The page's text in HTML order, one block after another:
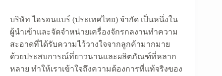
บริษัท ไอรอนแบร์ (ประเทศไทย) จำกัด เป็นหนึ่งใน
ผู้นำเข้าและจัดจำหน่ายเครื่องจักรกลงานทำความ
สะอาดที่ได้รับความไว้วางใจจากลูกค้ามากมาย
ด้วยประสบการณ์ที่ยาวนานและผลิตภัณฑ์ที่หลาก
หลาย ทำให้เราเข้าใจถึงความต้องการที่แท้จริงของ